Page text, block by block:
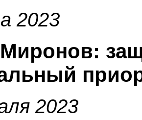
2023
2023